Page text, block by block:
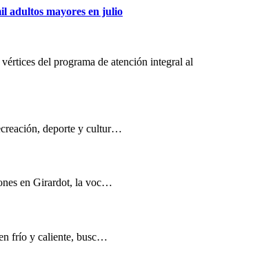
adultos mayores en julio
del programa de atención integral al
deporte y cultur…
en Girardot, la voc…
frío y caliente, busc…